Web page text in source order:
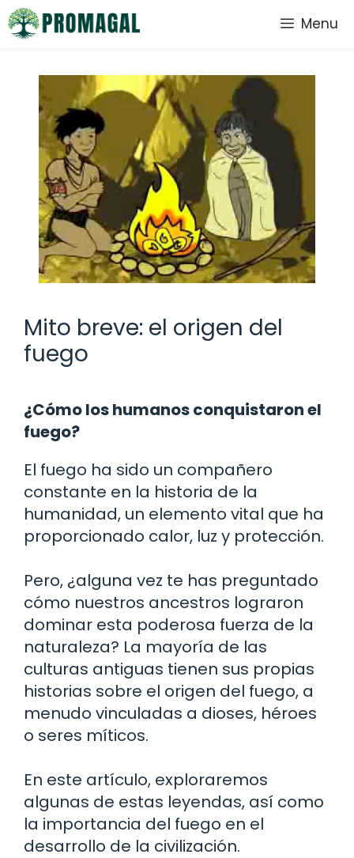
Saltar
al
Menu
Mito breve: el origen del
fuego
¿Cómo los humanos conquistaron el
fuego?
El fuego ha sido un compañero
constante en la historia de la
humanidad, un elemento vital que ha
proporcionado calor, luz y protección.
Pero, ¿alguna vez te has preguntado
cómo nuestros ancestros lograron
dominar esta poderosa fuerza de la
naturaleza? La mayoría de las
culturas antiguas tienen sus propias
historias sobre el origen del fuego, a
menudo vinculadas a dioses, héroes
o seres míticos.
En este artículo, exploraremos
algunas de estas leyendas, así como
la importancia del fuego en el
desarrollo de la civilización.